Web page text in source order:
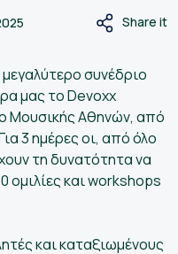
Share it
μεγαλύτερο συνέδριο
μας το Devoxx
Μουσικής Αθηνών, από
3 ημέρες οι, από όλο
τη δυνατότητα να
και workshops
και καταξιωμένους